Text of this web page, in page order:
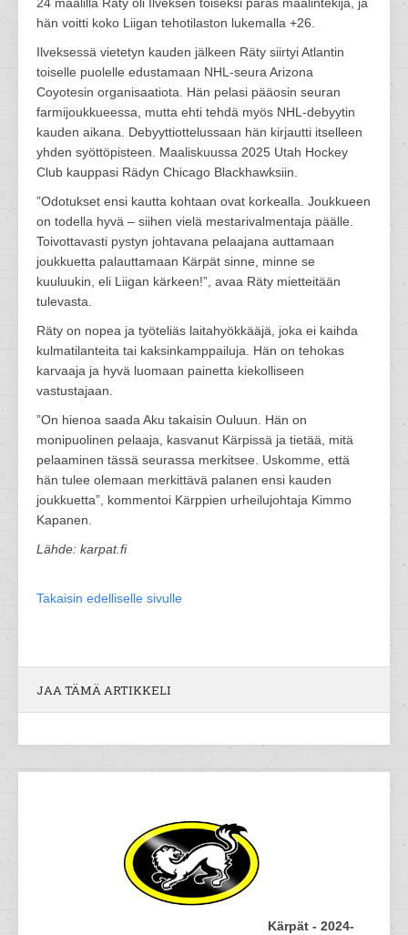
hän voitti koko Liigan tehotilaston lukemalla +26.
Ilveksessä vietetyn kauden jälkeen Räty siirtyi Atlantin
toiselle puolelle edustamaan NHL-seura Arizona
Coyotesin organisaatiota. Hän pelasi pääosin seuran
farmijoukkueessa, mutta ehti tehdä myös NHL-debyytin
kauden aikana. Debyyttiottelussaan hän kirjautti itselleen
yhden syöttöpisteen. Maaliskuussa 2025 Utah Hockey
Club kauppasi Rädyn Chicago Blackhawksiin.
”Odotukset ensi kautta kohtaan ovat korkealla. Joukkueen
on todella hyvä – siihen vielä mestarivalmentaja päälle.
Toivottavasti pystyn johtavana pelaajana auttamaan
joukkuetta palauttamaan Kärpät sinne, minne se
kuuluukin, eli Liigan kärkeen!”, avaa Räty mietteitään
tulevasta.
Räty on nopea ja työteliäs laitahyökkääjä, joka ei kaihda
kulmatilanteita tai kaksinkamppailuja. Hän on tehokas
karvaaja ja hyvä luomaan painetta kiekolliseen
vastustajaan.
”On hienoa saada Aku takaisin Ouluun. Hän on
monipuolinen pelaaja, kasvanut Kärpissä ja tietää, mitä
pelaaminen tässä seurassa merkitsee. Uskomme, että
hän tulee olemaan merkittävä palanen ensi kauden
joukkuetta”, kommentoi Kärppien urheilujohtaja Kimmo
Kapanen.
Lähde: karpat.fi
Takaisin edelliselle sivulle
JAA TÄMÄ ARTIKKELI
Kärpät - 2024-